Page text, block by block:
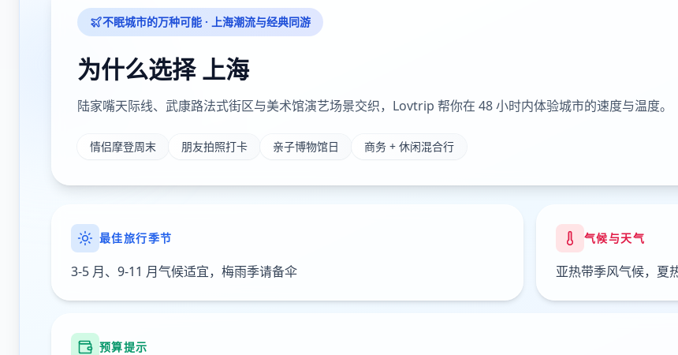
不眠城市的万种可能 · 上海潮流与经典同游
为什么选择上海
陆家嘴天际线、武康路法式街区与美术馆演艺场景交织，Lovtrip 帮你在 48 小时内体验城市的速度与温度。
情侣摩登周末 朋友拍照打卡 亲子博物馆日 商务 + 休闲混合行
最佳旅行季节
3-5 月、9-11 月气候适宜，梅雨季请备伞
气候与天气
亚热带季风气候，夏
预算提示